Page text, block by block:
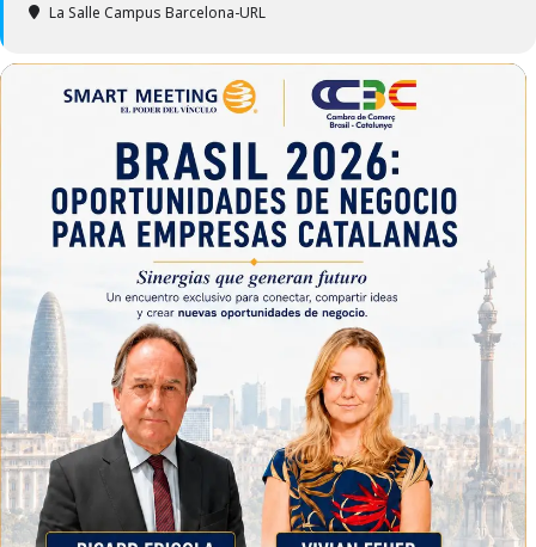
La Salle Campus Barcelona-URL